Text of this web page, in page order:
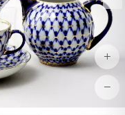
+
−